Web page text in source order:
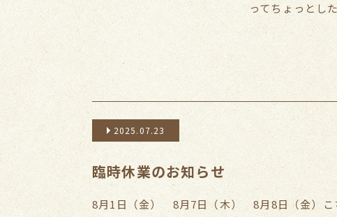
ってちょっとし
2025.07.23
臨時休業のお知らせ
8月1日（金） 8月7日（木） 8月8日（金）こ